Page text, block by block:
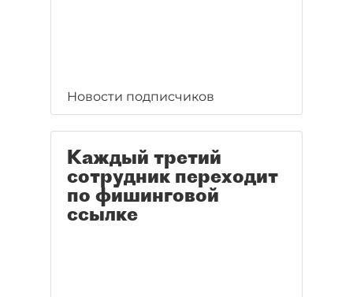
Новости подписчиков
Каждый третий
сотрудник переходит
по фишинговой
ссылке